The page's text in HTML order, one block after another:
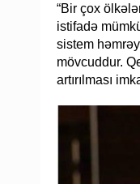
“Bir çox
istifadə
sistem
mövcuddur.
artırılması